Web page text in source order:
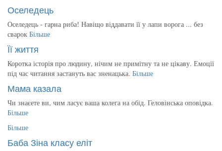
Оселедець
Оселедець - гарна риба! Навіщо віддавати її у лапи ворога ... без
сварок Більше
Її життя
Коротка історія про людину, нічим не примітну та не цікаву. Емоції
під час читання застануть вас зненацька. Більше
Мама казала
Чи знаєете ви, чим ласує ваша колега на обід. Геловінська оповідка.
Більше
Більше
Баба Зіна класу еліт